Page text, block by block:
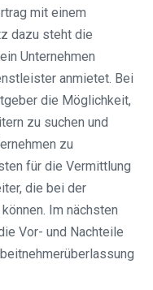
mit einem
dazu steht die
Unternehmen
anmietet. Bei
die Möglichkeit,
zu suchen und
zu
für die Vermittlung
die bei der
Im nächsten
Vor- und Nachteile